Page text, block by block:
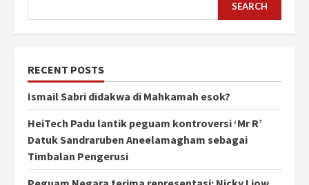
SEARCH
RECENT POSTS
Ismail Sabri didakwa di Mahkamah esok?
HeiTech Padu lantik peguam kontroversi ‘Mr R’
Datuk Sandraruben Aneelamagham sebagai
Timbalan Pengerusi